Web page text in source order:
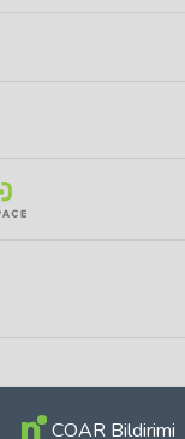
COAR Bildirimi